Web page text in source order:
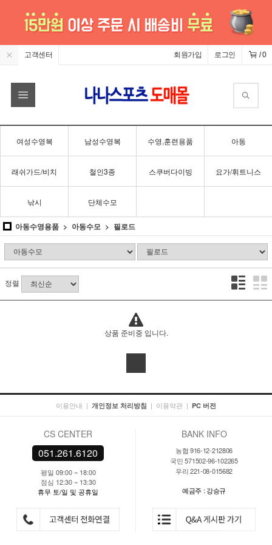
고객센터 /0
로그인
회원가입
여성수영복 남성수영복 수영,훈련용품 아동
래쉬가드/비치 철인3종 스쿠버다이빙 요가/휘트니스
낚시 단체수모
아동수영용품 아동수모 필로드
정렬
상품 준비중 입니다.
이용안내 | 개인정보 처리방침 | 이용약관 | PC 버전
CS CENTER
051.261.6120
평일 09:00 ~ 18:00
점심 12:30 ~ 13:30
휴무 토/일 및 공휴일
BANK INFO
농협 916-12-212806
국민 571502-96-102265
우리 221-08-015682
예금주 : 강승규